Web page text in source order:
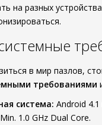
на разных
в мир пазлов,
требованиями
система: Android
Min. 1.0 GHz Dual Core.